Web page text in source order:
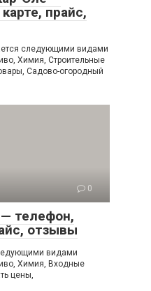
прайс,
следующими видами
Химия, Строительные
Садово-огородный
0
телефон,
отзывы
видами
Химия, Входные
цены,